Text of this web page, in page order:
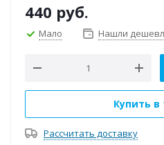
440 руб.
Мало Нашли
Купить в
Рассчитать доставку